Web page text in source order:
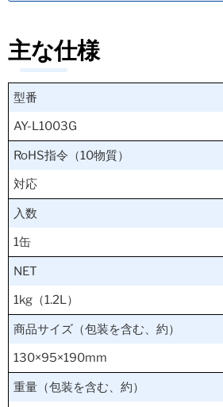
主な仕様
型番
AY-L1003G
RoHS指令（10物質）
対応
入数
1缶
NET
1kg（1.2L）
商品サイズ（包装を含む、約）
130×95×190mm
重量（包装を含む、約）